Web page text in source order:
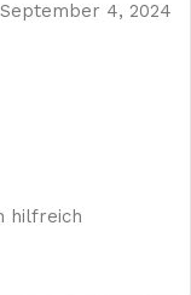
September 4, 2024
hilfreich